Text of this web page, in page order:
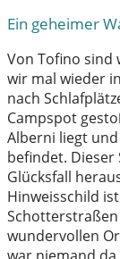
Ein geheimer
Von Tofino sind
wir mal wieder
nach
Campspot
Alberni liegt
befindet.
Glücksfall
Hinweisschild
wundervollen